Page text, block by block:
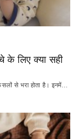
के लिए क्या सही
से भरा होता है। इनमें…